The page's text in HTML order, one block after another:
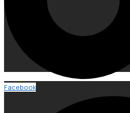
Facebook